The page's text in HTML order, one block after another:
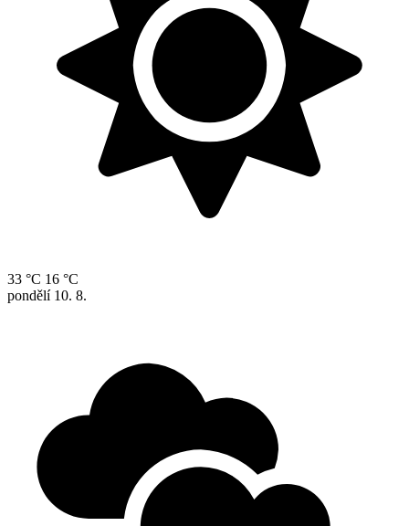
33 °C 16 °C
pondělí 10. 8.